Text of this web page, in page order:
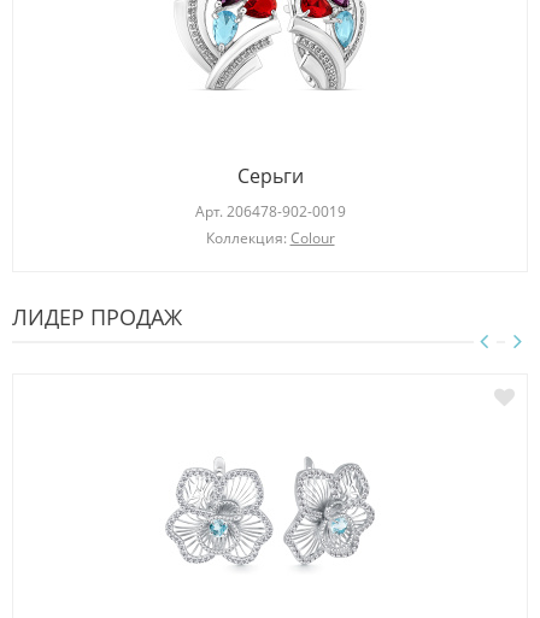
Серьги
Арт. 206478-902-0019
Коллекция: Colour
ЛИДЕР ПРОДАЖ